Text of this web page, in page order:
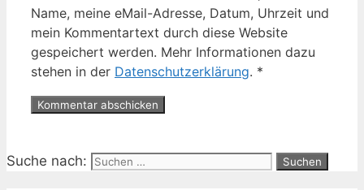
Name, meine eMail-Adresse, Datum, Uhrzeit und
mein Kommentartext durch diese Website
gespeichert werden. Mehr Informationen dazu
stehen in der Datenschutzerklärung. *
Suche nach: